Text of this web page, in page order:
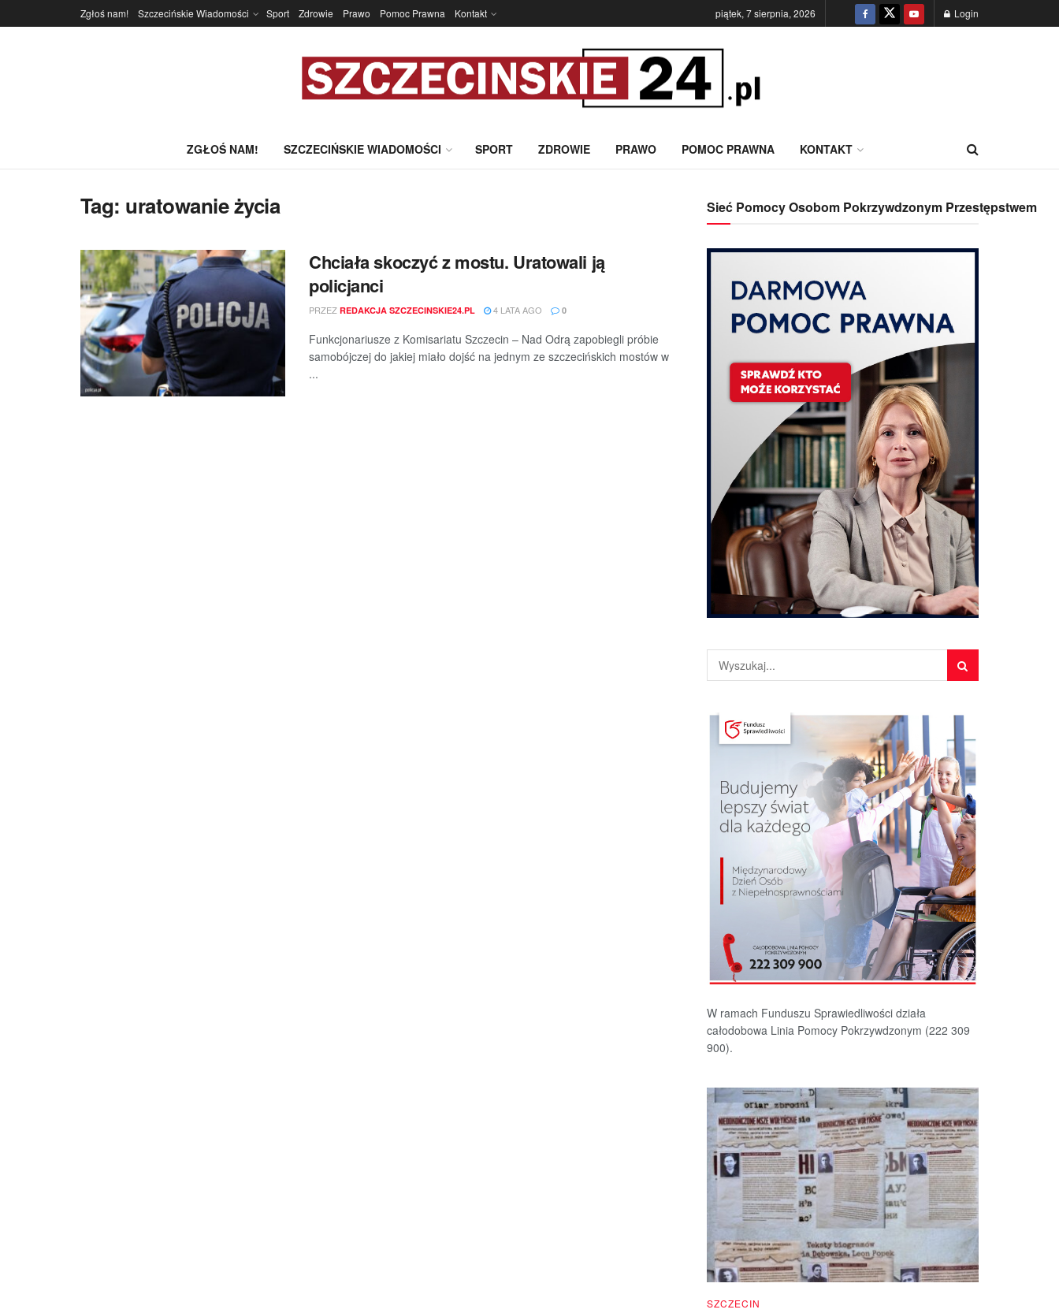
Zgłoś nam! Szczecińskie Wiadomości Sport Zdrowie Prawo Pomoc Prawna Kontakt piątek, 7 sierpnia, 2026 Login
ZGŁOŚ NAM! SZCZECIŃSKIE WIADOMOŚCI SPORT ZDROWIE PRAWO POMOC PRAWNA KONTAKT
Tag: uratowanie życia
Chciała skoczyć z mostu. Uratowali ją
policjanci
PRZEZ REDAKCJA SZCZECINSKIE24.PL 4 LATA AGO 0
Funkcjonariusze z Komisariatu Szczecin – Nad Odrą zapobiegli próbie
samobójczej do jakiej miało dojść na jednym ze szczecińskich mostów w
...
Sieć Pomocy Osobom Pokrzywdzonym Przestępstwem
W ramach Funduszu Sprawiedliwości działa
całodobowa Linia Pomocy Pokrzywdzonym (222 309
900).
SZCZECIN